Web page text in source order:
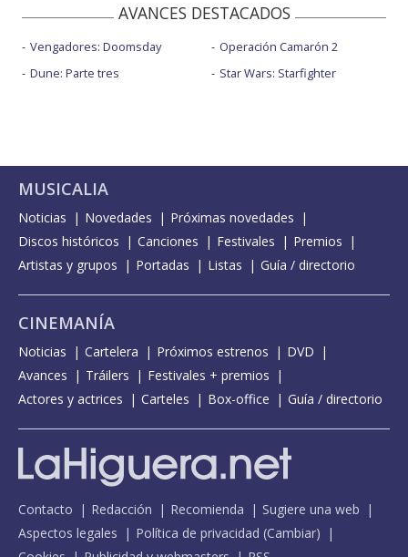
AVANCES DESTACADOS
Vengadores: Doomsday
Dune: Parte tres
Operación Camarón 2
Star Wars: Starfighter
MUSICALIA
Noticias Novedades
Próximas novedades
Discos históricos
Canciones Festivales
Premios
Artistas y grupos
Portadas Listas Guía / directorio
CINEMANÍA
Noticias Cartelera Próximos estrenos
DVD
Avances
Tráilers
Festivales + premios
Actores y actrices
Carteles Box-office Guía / directorio
Contacto Redacción Recomienda
Sugiere una web
Aspectos legales
Política de privacidad (Cambiar)